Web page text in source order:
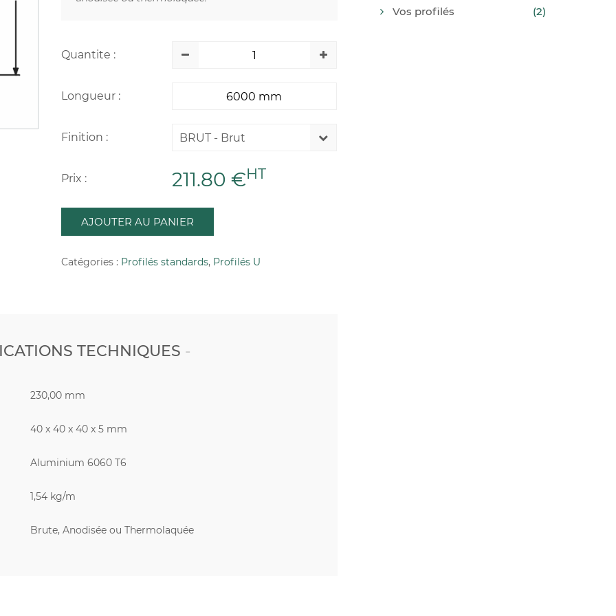
Quantite :
Longueur :
Finition : BRUT - Brut
Prix : 211.80 €HT
AJOUTER AU PANIER
Catégories : Profilés standards, Profilés U
TECHNIQUES
230,00 mm
40 x 40 x 40 x 5 mm
Aluminium 6060 T6
1,54 kg/m
Brute, Anodisée ou Thermolaquée
Vos profilés (2)